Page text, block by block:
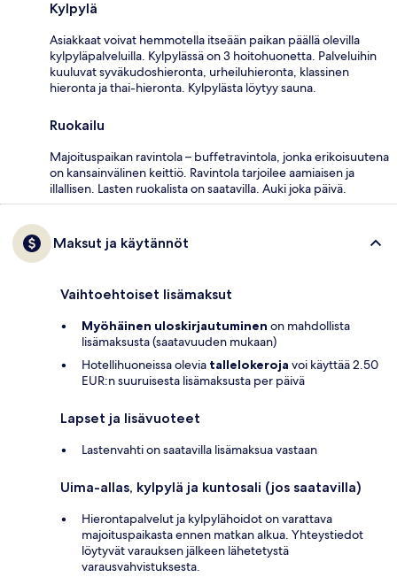
Kylpylä
Asiakkaat voivat hemmotella itseään paikan päällä olevilla
kylpyläpalveluilla. Kylpylässä on 3 hoitohuonetta. Palveluihin
kuuluvat syväkudoshieronta, urheiluhieronta, klassinen
hieronta ja thai-hieronta. Kylpylästa löytyy sauna.
Ruokailu
Majoituspaikan ravintola – buffetravintola, jonka erikoisuutena
on kansainvälinen keittiö. Ravintola tarjoilee aamiaisen ja
illallisen. Lasten ruokalista on saatavilla. Auki joka päivä.
Maksut ja käytännöt
Vaihtoehtoiset lisämaksut
Myöhäinen uloskirjautuminen on mahdollista
lisämaksusta (saatavuuden mukaan)
Hotellihuoneissa olevia tallelokeroja voi käyttää 2.50
EUR:n suuruisesta lisämaksusta per päivä
Lapset ja lisävuoteet
Lastenvahti on saatavilla lisämaksua vastaan
Uima-allas, kylpylä ja kuntosali (jos saatavilla)
Hierontapalvelut ja kylpylähoidot on varattava
majoituspaikasta ennen matkan alkua. Yhteystiedot
löytyvät varauksen jälkeen lähetetystä
varausvahvistuksesta.